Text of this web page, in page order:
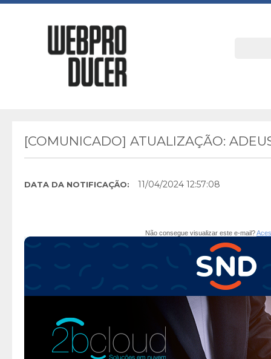
[COMUNICADO] ATUALIZAÇÃO:
DATA DA NOTIFICAÇÃO: 11/04/2024 12:57:08
Não consegue visualizar este e-mail?